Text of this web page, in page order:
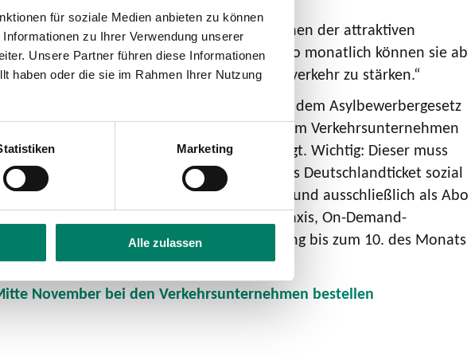
für soziale Medien anbieten zu können
zu Ihrer Verwendung unserer
Unsere Partner führen diese Informationen
haben oder die sie im Rahmen Ihrer Nutzung
Marketing
Alle zulassen
Deutschlandtickets für Jedermann mit denen der attraktiven
Zu einem sehr günstigen Preis von 39 Euro monatlich können sie ab
sozial schwacher Personen am Nahverkehr zu stärken.“
Wohngeld, Regelleistungen nach dem Asylbewerbergesetz
spätestens ab Mitte November bei ihrem Verkehrsunternehmen
MobilPass) für den Start des Abos benötigt. Wichtig: Dieser muss
den Wohnsitz im VRS-Gebiet haben. Das Deutschlandticket sozial
persönliches (nicht übertragbares) Ticket und ausschließlich als Abo
zur Nutzung von Anrufsammeltaxis, On-Demand-
werden. Hierfür muss die Kündigung bis zum 10. des Monats
November bei den Verkehrsunternehmen bestellen